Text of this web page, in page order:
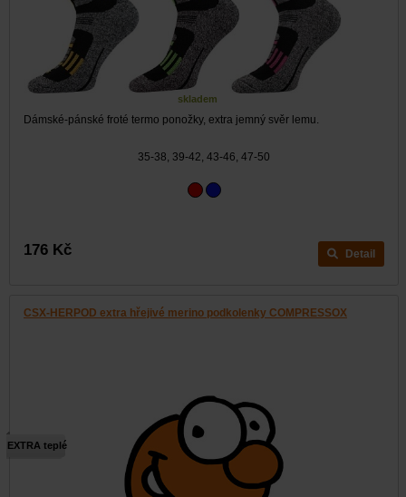
skladem
Dámské-pánské froté termo ponožky, extra jemný svěr lemu.
35-38, 39-42, 43-46, 47-50
176 Kč Detail
CSX-HERPOD extra hřejivé merino podkolenky COMPRESSOX
EXTRA teplé